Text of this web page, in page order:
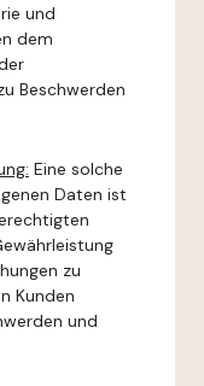
und
dem
Beschwerden
Eine solche
Daten ist
zu
Kunden
und